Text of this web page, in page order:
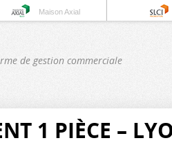
Maison Axial
de gestion commerciale
1 PIÈCE –